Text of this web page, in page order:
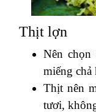
Thịt lợn
Nên
miếng
Thịt nên
tươi,